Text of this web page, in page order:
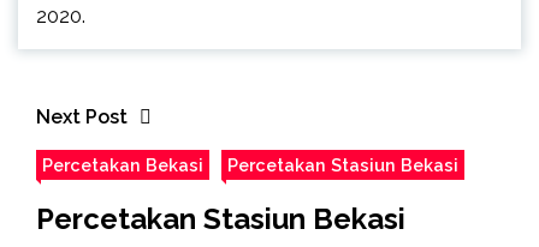
2020.
Next Post
Percetakan Bekasi Percetakan Stasiun Bekasi
Percetakan Stasiun Bekasi